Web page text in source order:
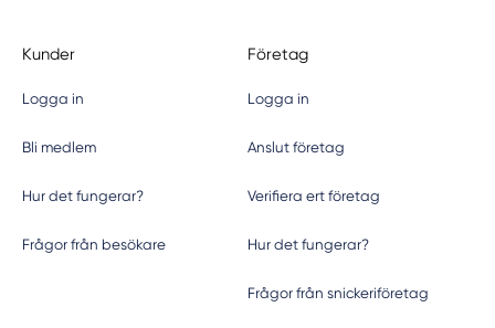
Kunder
Logga in
Bli medlem
Hur det fungerar?
Frågor från besökare
Företag
Logga in
Anslut företag
Verifiera ert företag
Hur det fungerar?
Frågor från snickeriföretag